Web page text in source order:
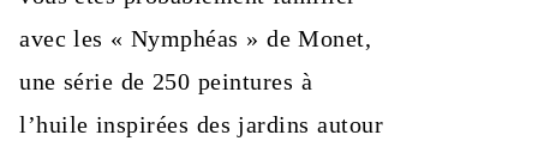
avec les « Nymphéas » de Monet,
une série de 250 peintures à
l’huile inspirées des jardins autour